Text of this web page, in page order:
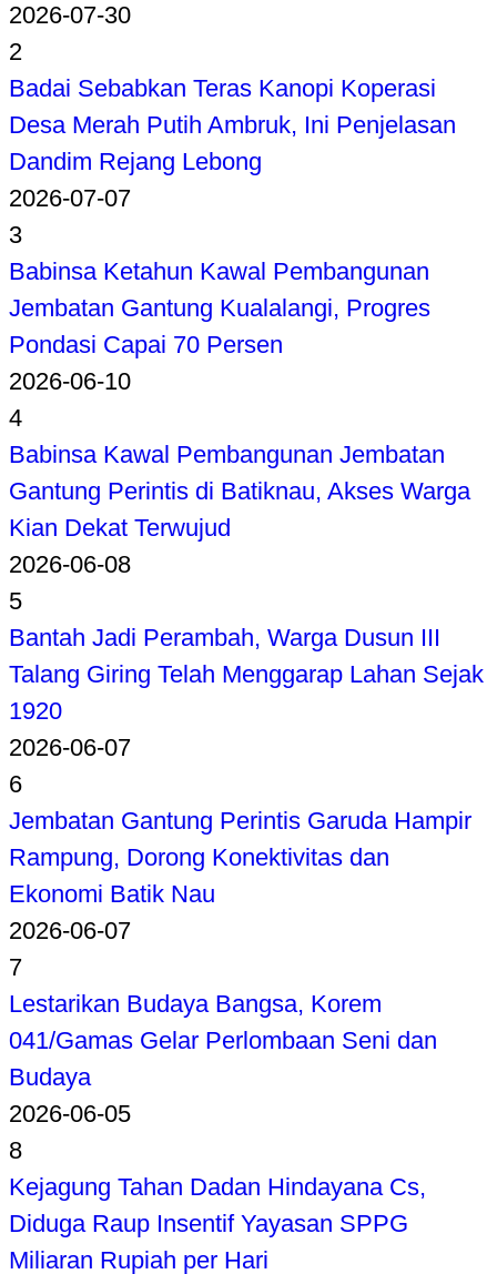
2026-07-30
2
Badai Sebabkan Teras Kanopi Koperasi
Desa Merah Putih Ambruk, Ini Penjelasan
Dandim Rejang Lebong
2026-07-07
3
Babinsa Ketahun Kawal Pembangunan
Jembatan Gantung Kualalangi, Progres
Pondasi Capai 70 Persen
2026-06-10
4
Babinsa Kawal Pembangunan Jembatan
Gantung Perintis di Batiknau, Akses Warga
Kian Dekat Terwujud
2026-06-08
5
Bantah Jadi Perambah, Warga Dusun III
Talang Giring Telah Menggarap Lahan Sejak
1920
2026-06-07
6
Jembatan Gantung Perintis Garuda Hampir
Rampung, Dorong Konektivitas dan
Ekonomi Batik Nau
2026-06-07
7
Lestarikan Budaya Bangsa, Korem
041/Gamas Gelar Perlombaan Seni dan
Budaya
2026-06-05
8
Kejagung Tahan Dadan Hindayana Cs,
Diduga Raup Insentif Yayasan SPPG
Miliaran Rupiah per Hari